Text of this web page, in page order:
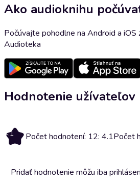
Ako audioknihu
Počúvajte pohodlne na Android a iOS
Audioteka
Hodnotenie užívateľov
4.1 Počet hodnotení: 12: 4.1Počet
Pridať hodnotenie môžu iba